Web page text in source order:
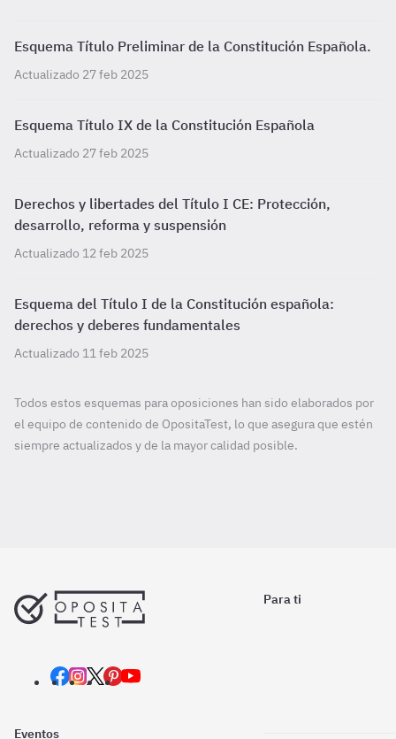
Esquema Título Preliminar de la Constitución Española.
Actualizado 27 feb 2025
Esquema Título IX de la Constitución Española
Actualizado 27 feb 2025
Derechos y libertades del Título I CE: Protección,
desarrollo, reforma y suspensión
Actualizado 12 feb 2025
Esquema del Título I de la Constitución española:
derechos y deberes fundamentales
Actualizado 11 feb 2025
Todos estos esquemas para oposiciones han sido elaborados por
el equipo de contenido de OpositaTest, lo que asegura que estén
siempre actualizados y de la mayor calidad posible.
Para ti
Eventos